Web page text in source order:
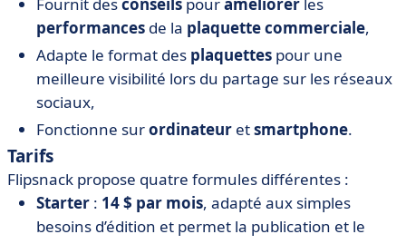
performances de la plaquette commerciale,
Adapte le format des plaquettes pour une
meilleure visibilité lors du partage sur les réseaux
sociaux,
Fonctionne surordinateur etsmartphone.
Tarifs
Flipsnack propose quatre formules différentes :
Starter : 14 $ par mois, adapté aux simples
besoins d’édition et permet la publication et le